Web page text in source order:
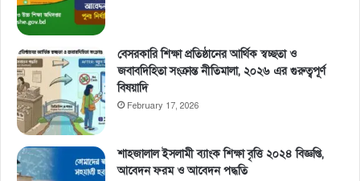
বেসরকারি শিক্ষা প্রতিষ্ঠানের আর্থিক স্বচ্ছতা ও
জবাবদিহিতা সংক্রান্ত নীতিমালা, ২০২৬ এর গুরুত্বপূর্ণ
বিষয়াদি
February 17, 2026
শাহজালাল ইসলামী ব্যাংক শিক্ষা বৃত্তি ২০২৪ বিজ্ঞপ্তি,
আবেদন ফরম ও আবেদন পদ্ধতি